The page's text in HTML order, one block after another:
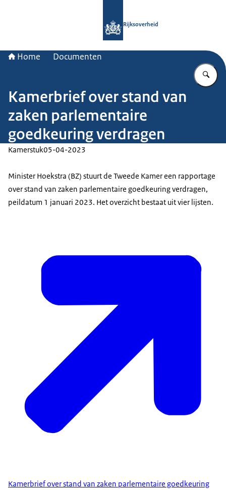
Rijksoverheid
Home Documenten
Kamerbrief over stand van
zaken parlementaire
goedkeuring verdragen
Kamerstuk05-04-2023
Minister Hoekstra (BZ) stuurt de Tweede Kamer een rapportage
over stand van zaken parlementaire goedkeuring verdragen,
peildatum 1 januari 2023. Het overzicht bestaat uit vier lijsten.
Kamerbrief over stand van zaken parlementaire goedkeuring